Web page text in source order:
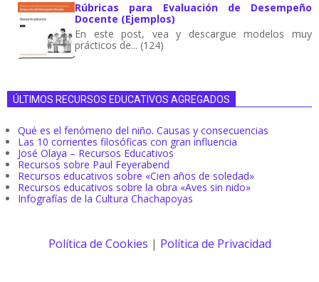
Rúbricas para Evaluación de Desempeño
Docente (Ejemplos)
En este post, vea y descargue modelos muy
prácticos de... (124)
ÚLTIMOS RECURSOS EDUCATIVOS AGREGADOS
Qué es el fenómeno del niño. Causas y consecuencias
Las 10 corrientes filosóficas con gran influencia
José Olaya – Recursos Educativos
Recursos sobre Paul Feyerabend
Recursos educativos sobre «Cien años de soledad»
Recursos educativos sobre la obra «Aves sin nido»
Infografías de la Cultura Chachapoyas
Política de Cookies | Política de Privacidad